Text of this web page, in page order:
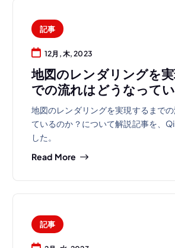
記事
12月, 木, 2023
地図のレンダリングを
での流れはどうなって
地図のレンダリングを実現するまで
ているのか？について解説記事を、
した。
Read More
記事